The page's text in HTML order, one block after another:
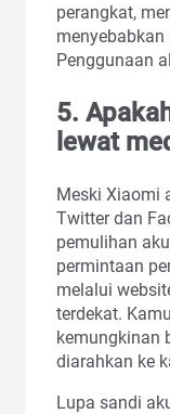
perangkat,
Penggunaan
5.
lewat
Meski Xiaomi
Twitter dan
pemulihan
permintaan
melalui
terdekat.
kemungkinan
diarahkan ke
Lupa sandi